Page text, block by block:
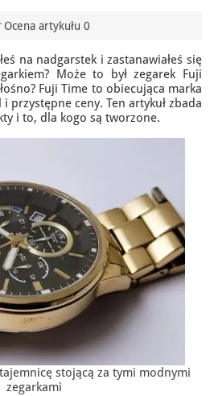
Ocena artykułu 0
na nadgarstek i zastanawiałeś się
Może to był zegarek Fuji
Fuji Time to obiecująca marka
przystępne ceny. Ten artykuł zbada
i to, dla kogo są tworzone.
stojącą za tymi modnymi
zegarkami